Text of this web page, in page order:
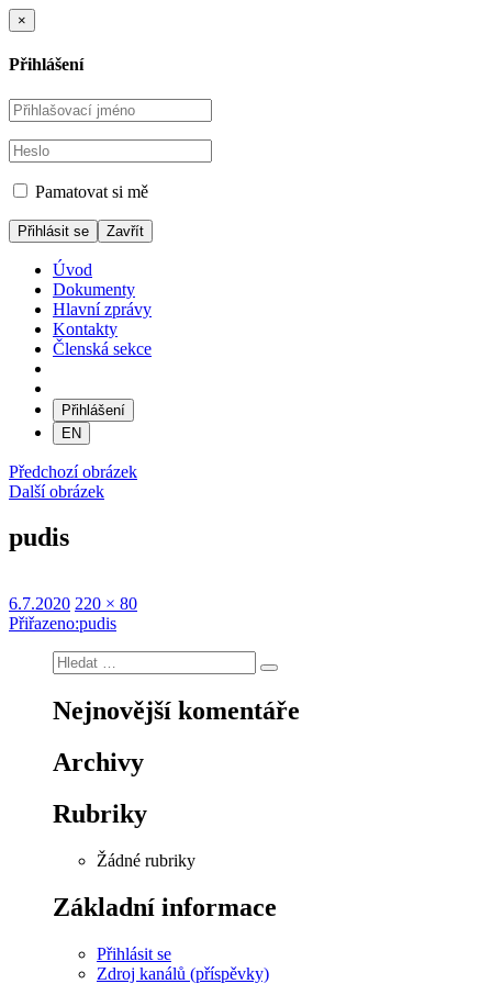
×
Přihlášení
Pamatovat si mě
Zavřít
Úvod
Dokumenty
Hlavní zprávy
Kontakty
Členská sekce
Přihlášení
EN
Předchozí obrázek
Další obrázek
pudis
Publikováno:
6.7.2020 Původní
velikost:
220 × 80
Navigace
Přiřazeno:pudis
Hledat:
Hledání
Nejnovější komentáře
Archivy
Rubriky
Žádné rubriky
Základní informace
Přihlásit se
Zdroj kanálů (příspěvky)